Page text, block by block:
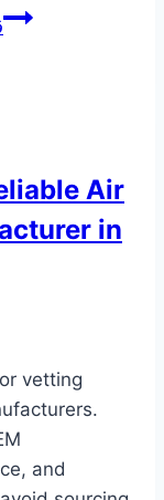
Air
in
vetting
and